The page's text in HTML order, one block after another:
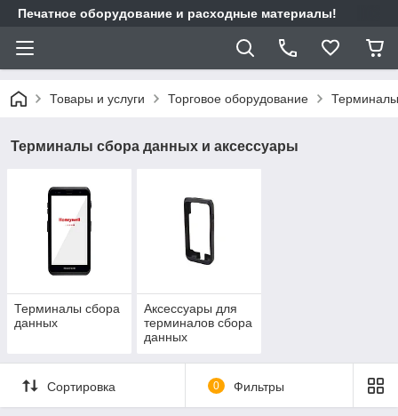
Печатное оборудование и расходные материалы!
Товары и услуги Торговое оборудование
Терминалы сбора данных и аксессуары
Терминалы сбора
данных
Аксессуары для
терминалов сбора
данных
Сортировка 0 Фильтры